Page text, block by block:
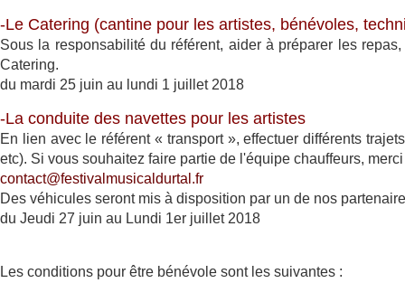
-Le Catering (cantine pour les artistes, bénévoles,
Sous la responsabilité du référent, aider à préparer les
Catering.
du mardi 25 juin au lundi 1 juillet 2018
-La conduite des navettes pour les artistes
En lien avec le référent « transport », effectuer différents
etc). Si vous souhaitez faire partie de l'équipe chauffeurs,
contact@festivalmusicaldurtal.fr
Des véhicules seront mis à disposition par un de nos
du Jeudi 27 juin au Lundi 1er juillet 2018
Les conditions pour être bénévole sont les suivantes :